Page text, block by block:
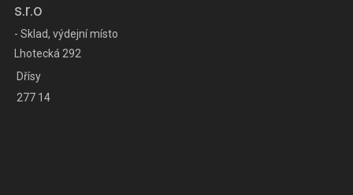
s.r.o
- Sklad, výdejní místo
Lhotecká 292
Dřísy
277 14